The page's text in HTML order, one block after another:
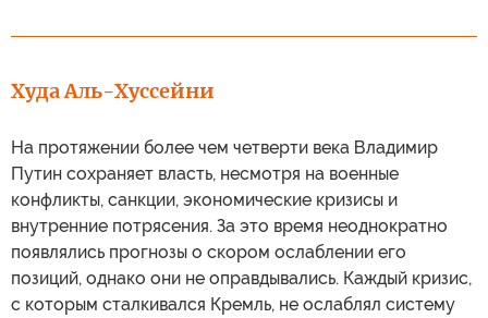
Худа Аль-Хуссейни
На протяжении более чем четверти века Владимир
Путин сохраняет власть, несмотря на военные
конфликты, санкции, экономические кризисы и
внутренние потрясения. За это время неоднократно
появлялись прогнозы о скором ослаблении его
позиций, однако они не оправдывались. Каждый кризис,
с которым сталкивался Кремль, не ослаблял систему